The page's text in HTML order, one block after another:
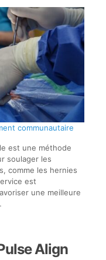
communautaire
est une méthode
soulager les
comme les hernies
est
une meilleure
Align